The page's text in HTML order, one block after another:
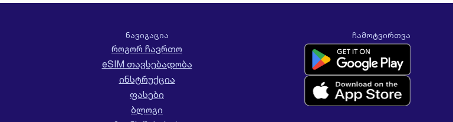
ნავიგაცია
როგორ ჩავრთო
eSIM თავსებადობა
ინსტრუქცია
ფასები
ბლოგი
ჩამოტვირთვა